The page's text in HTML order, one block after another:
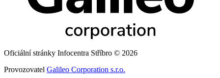
Oficiální stránky Infocentra Stříbro © 2026
Provozovatel Galileo Corporation s.r.o.